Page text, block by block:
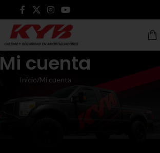
Mi cuenta
Inicio Mi cuenta